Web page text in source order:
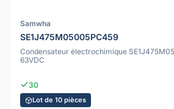
Samwha
SE1J475M05005PC459
Condensateur électrochimique
63VDC
30
Lot de 10 pièces